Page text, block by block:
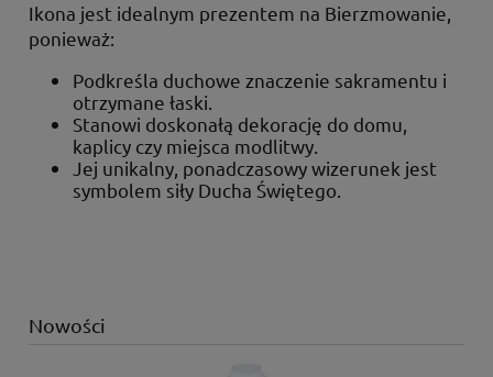
Ikona jest idealnym prezentem na Bierzmowanie,
ponieważ:
Podkreśla duchowe znaczenie sakramentu i
otrzymane łaski.
Stanowi doskonałą dekorację do domu,
kaplicy czy miejsca modlitwy.
Jej unikalny, ponadczasowy wizerunek jest
symbolem siły Ducha Świętego.
Nowości